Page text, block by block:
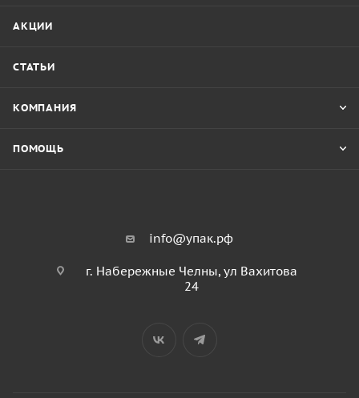
АКЦИИ
СТАТЬИ
КОМПАНИЯ
ПОМОЩЬ
info@упак.рф
г. Набережные Челны, ул Вахитова
24